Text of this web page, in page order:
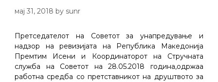
мај 31, 2018 by sunr
Претседателот на Советот за унапредување и
надзор на ревизијата на Република Македонија
Премтим Исени и Координаторот на Стручната
служба на Советот на 28.05.2018 година,одржаа
работна средба со претставникот на друштвото за